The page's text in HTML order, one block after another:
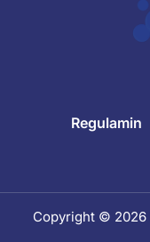
Regulamin
Copyright © 2026